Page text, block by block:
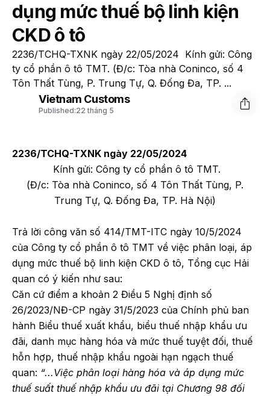
dụng mức thuế bộ linh kiện
CKD ô tô
2236/TCHQ-TXNK ngày 22/05/2024 Kính gửi: Công
ty cổ phần ô tô TMT. (Đ/c: Tòa nhà Coninco, số 4
Tôn Thất Tùng, P. Trung Tự, Q. Đống Đa, TP. ...
Vietnam Customs
Published:22 tháng 5
2236/TCHQ-TXNK ngày 22/05/2024
Kính gửi: Công ty cổ phần ô tô TMT.
(Đ/c: Tòa nhà Coninco, số 4 Tôn Thất Tùng, P.
Trung Tự, Q. Đống Đa, TP. Hà Nội)
Trả lời công văn số 414/TMT-ITC ngày 10/5/2024
của Công ty cổ phần ô tô TMT về việc phân loại, áp
dụng mức thuế bộ linh kiện CKD ô tô, Tổng cục Hải
quan có ý kiến như sau:
Căn cứ điểm a khoản 2 Điều 5 Nghị định số
26/2023/NĐ-CP ngày 31/5/2023 của Chính phủ ban
hành Biểu thuế xuất khẩu, biểu thuế nhập khẩu ưu
đãi, danh mục hàng hóa và mức thuế tuyệt đối, thuế
hỗn hợp, thuế nhập khẩu ngoài hạn ngạch thuế
quan: “...Việc phân loại hàng hóa và áp dụng mức
thuế suất thuế nhập khẩu ưu đãi tại Chương 98 đối